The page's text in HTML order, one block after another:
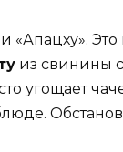
Это
из свинины
угощает